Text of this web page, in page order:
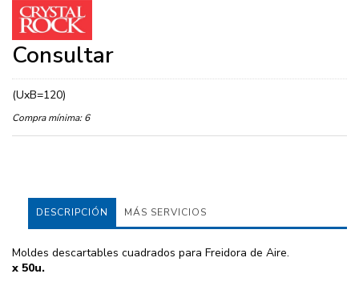
Consultar
(UxB=120)
Compra mínima: 6
DESCRIPCIÓN MÁS SERVICIOS
Moldes descartables cuadrados para Freidora de Aire.
x 50u.